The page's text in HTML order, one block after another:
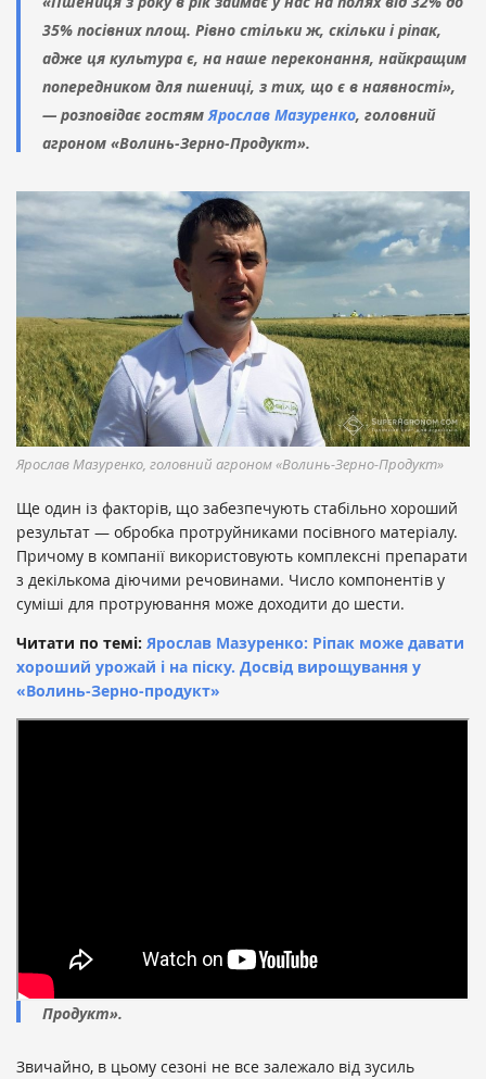
35% посівних площ. Рівно стільки ж, скільки і ріпак,
адже ця культура є, на наше переконання, найкращим
попередником для пшениці, з тих, що є в наявності»,
— розповідає гостямЯрослав Мазуренко, головний
агроном «Волинь-Зерно-Продукт».
Ярослав Мазуренко, головний агроном «Волинь-Зерно-Продукт»
Ще один із факторів, що забезпечують стабільно хороший
результат — обробка протруйниками посівного матеріалу.
Причому в компанії використовують комплексні препарати
з декількома діючими речовинами. Число компонентів у
суміші для протруювання може доходити до шести.
Читати по темі: Ярослав Мазуренко: Ріпак може давати
хороший урожай і на піску. Досвід вирощування у
«Волинь-Зерно-продукт»
говорить
Віталій Хінцинський, заступник директора з
постачання ЗЗР, добривами, насінням «Волинь-Зерно-
Продукт».
Звичайно, в цьому сезоні не все залежало від зусиль